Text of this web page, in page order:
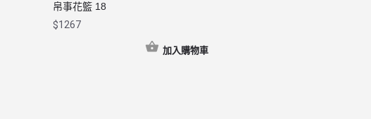
帛事花籃 18
$1267
加入購物車